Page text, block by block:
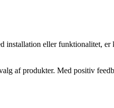
installation eller funktionalitet,
af produkter. Med positiv